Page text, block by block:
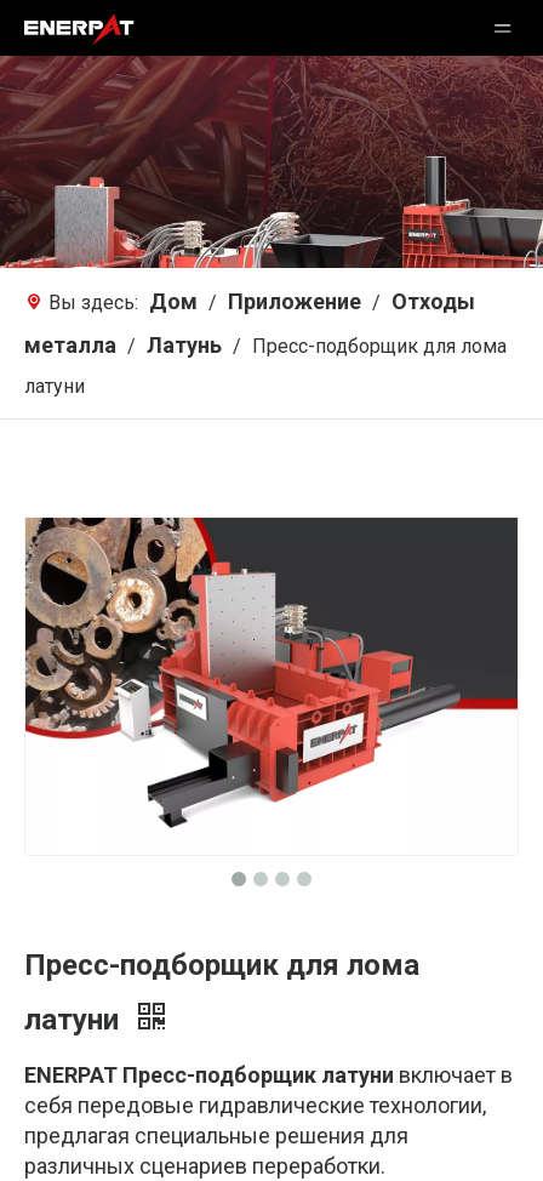
Вы здесь: Дом / Приложение / Отходы
металла / Латунь / Пресс-подборщик для лома
латуни
Пресс-подборщик для лома
латуни
ENERPAT Пресс-подборщик латуни включает в
себя передовые гидравлические технологии,
предлагая специальные решения для
различных сценариев переработки.​